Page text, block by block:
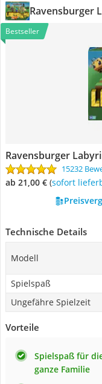
Ravensburger
Bestseller
Ravensburger
15232
ab 21,00 € ( Sofort
Technische Details
Modell
Spielspaß
Ungefähre Spielzeit
Vorteile
Spielspaß für
ganze Familie